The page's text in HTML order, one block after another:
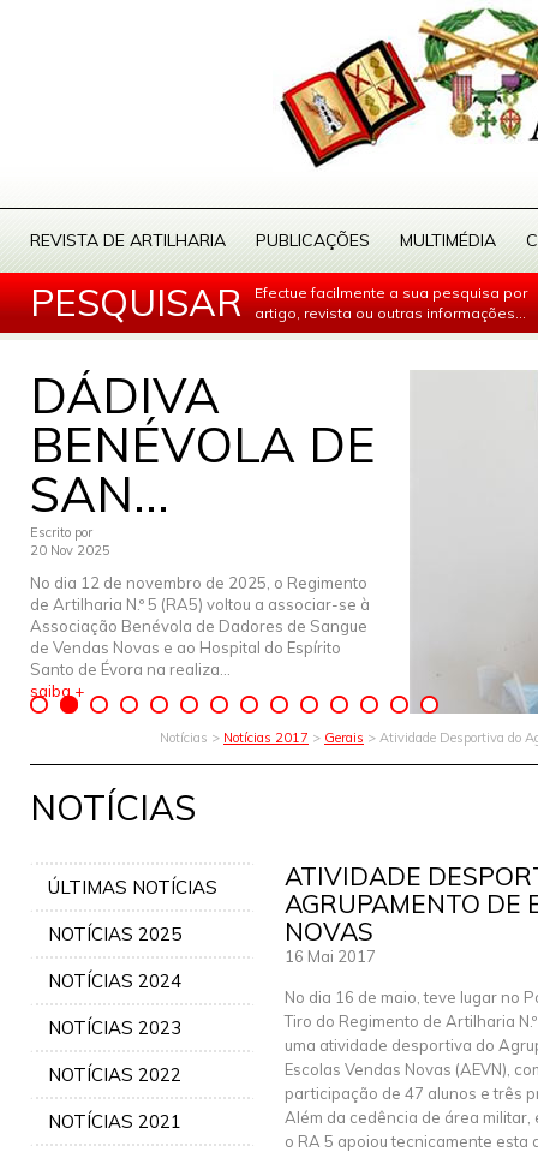
REVISTA DE ARTILHARIA PUBLICAÇÕES MULTIMÉDIA
PESQUISAR
Efectue facilmente a sua pesquisa por
artigo, revista ou outras informações...
DÁDIVA
BENÉVOLA DE
SAN...
Escrito por
20 Nov 2025
No dia 12 de novembro de 2025, o Regimento
de Artilharia N.º 5 (RA5) voltou a associar-se à
Associação Benévola de Dadores de Sangue
de Vendas Novas e ao Hospital do Espírito
Santo de Évora na realiza...
saiba +
Notícias > Notícias 2017 > Gerais > Atividade Desportiva do
NOTÍCIAS
ÚLTIMAS NOTÍCIAS
NOTÍCIAS 2025
NOTÍCIAS 2024
NOTÍCIAS 2023
NOTÍCIAS 2022
NOTÍCIAS 2021
ATIVIDADE
AGRUPAMENTO DE
NOVAS
16 Mai 2017
No dia 16 de maio, teve lugar no
Tiro do Regimento de Artilharia
uma atividade desportiva do
Escolas Vendas Novas (AEVN),
participação de 47 alunos e três
Além da cedência de área
o RA 5 apoiou tecnicamente